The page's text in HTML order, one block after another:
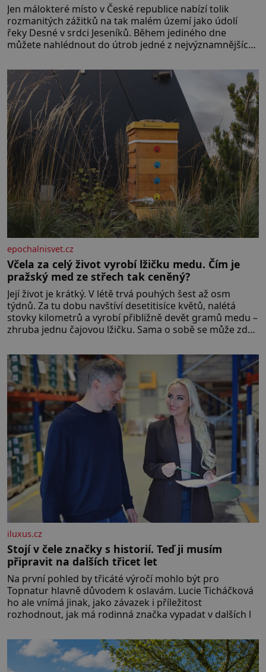
Jen málokteré místo v České republice nabízí tolik
rozmanitých zážitků na tak malém území jako údolí
řeky Desné v srdci Jeseníků. Během jediného dne
můžete nahlédnout do útrob jedné z nejvýznamnějších
hřebeny, projet se na koloběžce a den zakončit
poznáváním památek ve Velkých Losinách nebo v
termálním
epochalnisvet.cz
Včela za celý život vyrobí lžičku medu. Čím je
pražský med ze střech tak ceněný?
Její život je krátký. V létě trvá pouhých šest až osm
týdnů. Za tu dobu navštíví desetitisíce květů, nalétá
stovky kilometrů a vyrobí přibližně devět gramů medu –
zhruba jednu čajovou lžičku. Sama o sobě se může zdát
tisíc příslušnic svého včelstva, vznikne jeden z
nejdokonalejších organismů
iluxus.cz
Stojí v čele značky s historií. Teď ji musím
připravit na dalších třicet let
Na první pohled by třicáté výročí mohlo být pro
Topnatur hlavně důvodem k oslavám. Lucie Ticháčková
ho ale vnímá jinak, jako závazek i příležitost
rozhodnout, jak má rodinná značka vypadat v dalších l